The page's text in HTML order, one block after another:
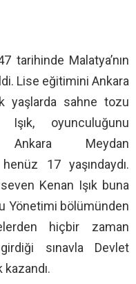
tarihinde Malatya’nın
Lise eğitimini Ankara
yaşlarda sahne tozu
oyunculuğunu
Meydan
17 yaşındaydı.
Kenan Işık buna
Yönetimi bölümünden
hiçbir zaman
sınavla Devlet